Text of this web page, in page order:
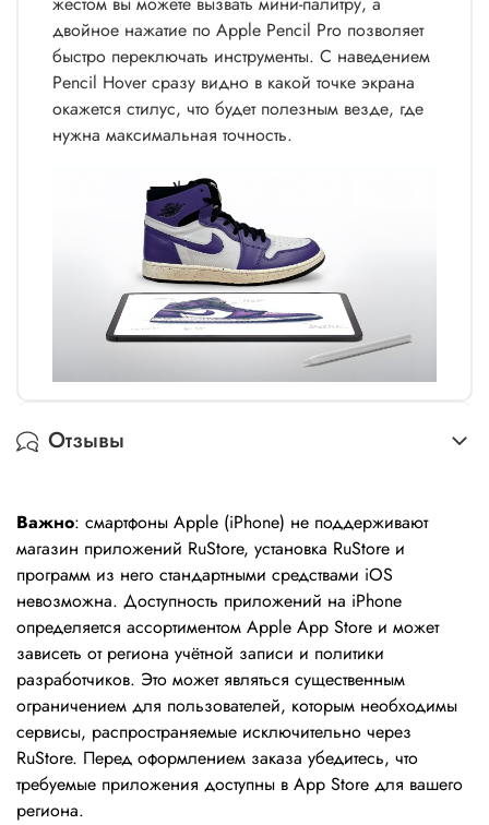
двойное нажатие по Apple Pencil Pro позволяет
быстро переключать инструменты. С наведением
Pencil Hover сразу видно в какой точке экрана
окажется стилус, что будет полезным везде, где
нужна максимальная точность.
Отзывы
Важно: смартфоны Apple (iPhone) не поддерживают
магазин приложений RuStore, установка RuStore и
программ из него стандартными средствами iOS
невозможна. Доступность приложений на iPhone
определяется ассортиментом Apple App Store и может
зависеть от региона учётной записи и политики
разработчиков. Это может являться существенным
ограничением для пользователей, которым необходимы
сервисы, распространяемые исключительно через
RuStore. Перед оформлением заказа убедитесь, что
требуемые приложения доступны в App Store для вашего
региона.